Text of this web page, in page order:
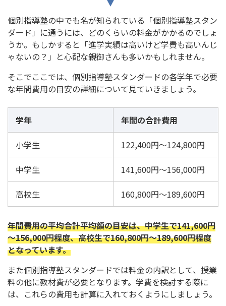
個別指導塾の中でも名が知られている「個別指導塾スタン
ダード」に通うには、どのくらいの料金がかかるのでしょ
うか。もしかすると「進学実績は高いけど学費も高いんじ
ゃないの？」と心配な親御さんも多いかもしれません。
そこでここでは、個別指導塾スタンダードの各学年で必要
な年間費用の目安の詳細について見ていきましょう。
学年 年間の合計費用
小学生 122,400円～124,800円
中学生 141,600円～156,000円
高校生 160,800円～189,600円
年間費用の平均合計平均額の目安は、中学生で141,600円
～156,000円程度、高校生で160,800円～189,600円程度
となっています。
また個別指導塾スタンダードでは料金の内訳として、授業
料の他に教材費が必要となります。学費を検討する際に
は、これらの費用も計算に入れておくようにしましょう。